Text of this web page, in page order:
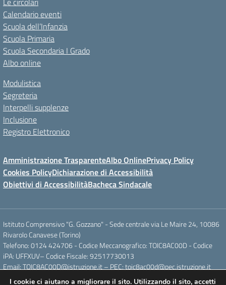
Calendario eventi
Scuola dell’Infanzia
Scuola Primaria
Scuola Secondaria I Grado
Albo online
Modulistica
Segreteria
Interpelli supplenze
Inclusione
Registro Elettronico
Amministrazione TrasparenteAlbo OnlinePrivacy Policy
Cookies PolicyDichiarazione di Accessibilità
Obiettivi di AccessibilitàBacheca Sindacale
Istituto Comprensivo "G. Gozzano" - Sede centrale via Le Maire 24, 10086
Rivarolo Canavese (Torino)
Telefono: 0124 424706 - Codice Meccanografico: TOIC8AC00D - Codice
iPA: UFFXUV– Codice Fiscale: 92517730013
Email: TOIC8AC00D@istruzione.it – PEC: toic8ac00d@pec.istruzione.it
I cookie ci aiutano a migliorare il sito. Utilizzando il sito, accetti